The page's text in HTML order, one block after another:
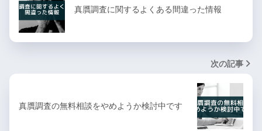
真贋調査に関するよくある間違った情報
次の記事
真贋調査の無料相談をやめようか検討中です